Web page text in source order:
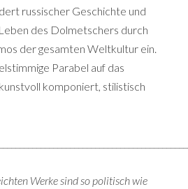
russischer Geschichte und
des Dolmetschers durch
der gesamten Weltkultur ein.
Parabel auf das
komponiert, stilistisch
Werke sind so politisch wie